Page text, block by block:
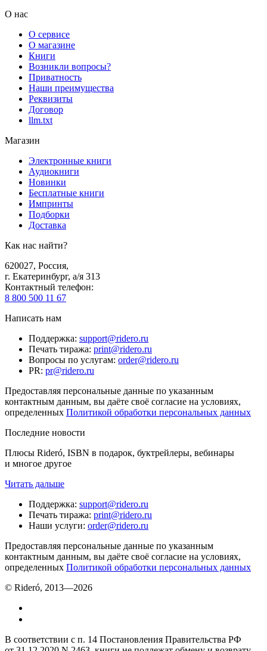
О нас
О сервисе
О магазине
Книги
Возникли вопросы?
Приватность
Наши преимущества
Реквизиты
Договор
llm.txt
Магазин
Электронные книги
Аудиокниги
Новинки
Бесплатные книги
Импринты
Подборки
Доставка
Как нас найти?
620027, Россия,
г. Екатеринбург, а/я 313
Контактный телефон:
8 800 500 11 67
Написать нам
Поддержка: support@ridero.ru
Печать тиража: print@ridero.ru
Вопросы по услугам: order@ridero.ru
PR: pr@ridero.ru
Предоставляя персональные данные по указанным
контактным данным, вы даёте своё согласие на условиях,
определенных Политикой обработки персональных данных
Последние новости
Плюсы Rideró, ISBN в подарок, буктрейлеры, вебинары
и многое другое
Читать дальше
Поддержка: support@ridero.ru
Печать тиража: print@ridero.ru
Наши услуги: order@ridero.ru
Предоставляя персональные данные по указанным
контактным данным, вы даёте своё согласие на условиях,
определенных Политикой обработки персональных данных
© Rideró, 2013—2026
В соответствии с п. 14 Постановления Правительства РФ